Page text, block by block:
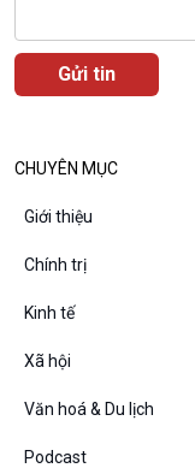
Thanh âm ký sự
Chân dung cuộc sống
CHUYÊN MỤC
Giới thiệu
Chính trị
Kinh tế
Xã hội
Văn hoá & Du lịch
Podcast